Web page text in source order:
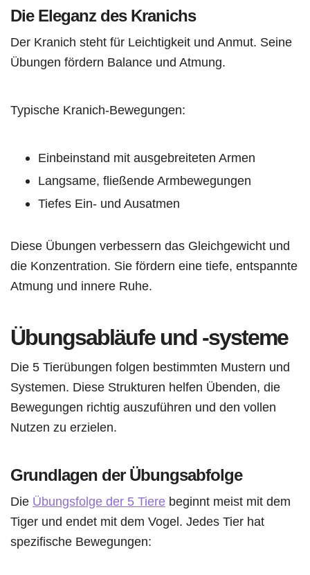
Die Eleganz des Kranichs
Der Kranich steht für Leichtigkeit und Anmut. Seine
Übungen fördern Balance und Atmung.
Typische Kranich-Bewegungen:
Einbeinstand mit ausgebreiteten Armen
Langsame, fließende Armbewegungen
Tiefes Ein- und Ausatmen
Diese Übungen verbessern das Gleichgewicht und
die Konzentration. Sie fördern eine tiefe, entspannte
Atmung und innere Ruhe.
Übungsabläufe und -systeme
Die 5 Tierübungen folgen bestimmten Mustern und
Systemen. Diese Strukturen helfen Übenden, die
Bewegungen richtig auszuführen und den vollen
Nutzen zu erzielen.
Grundlagen der Übungsabfolge
Die Übungsfolge der 5 Tiere beginnt meist mit dem
Tiger und endet mit dem Vogel. Jedes Tier hat
spezifische Bewegungen: